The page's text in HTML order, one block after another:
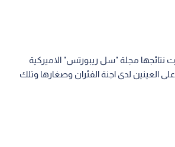
نتائجها مجلة "سل ريبورتس" الاميركية
العينين لدى اجنة الفئران وصغارها وتلك